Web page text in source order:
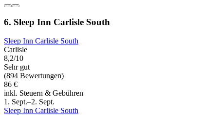
6. Sleep Inn Carlisle South
Sleep Inn Carlisle South
Carlisle
8,2/10
Sehr gut
(894 Bewertungen)
86 €
inkl. Steuern & Gebühren
1. Sept.–2. Sept.
Sleep Inn Carlisle South